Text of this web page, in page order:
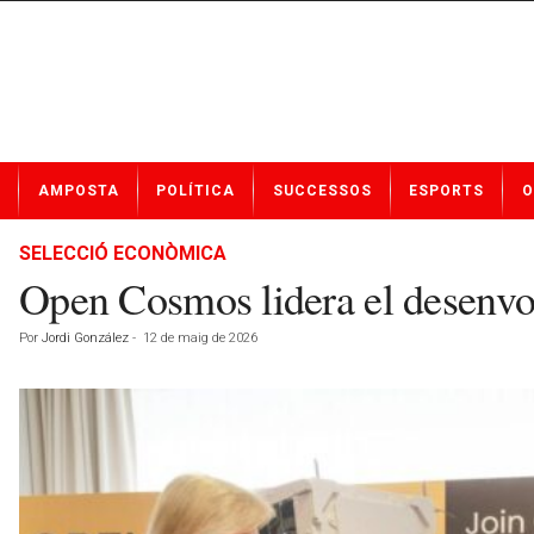
t
AMPOSTA POLÍTICA SUCCESSOS ESPORTS
SELECCIÓ ECONÒMICA
Open Cosmos lidera el
Por Jordi González - 12 de maig de 2026